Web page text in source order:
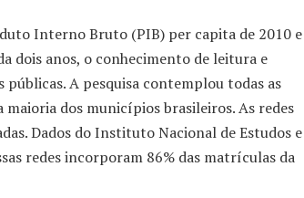
Interno Bruto (PIB) per capita de 2010 e
dois anos, o conhecimento de leitura e
públicas. A pesquisa contemplou todas as
maioria dos municípios brasileiros. As redes
Dados do Instituto Nacional de Estudos e
redes incorporam 86% das matrículas da